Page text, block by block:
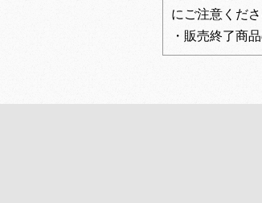
にご注意くだ
・販売終了商